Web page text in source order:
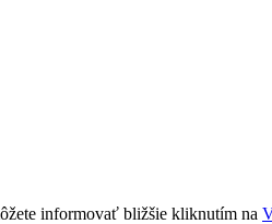
informovať bližšie kliknutím na